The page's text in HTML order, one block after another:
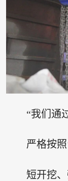
“我们通
严格按
短开挖